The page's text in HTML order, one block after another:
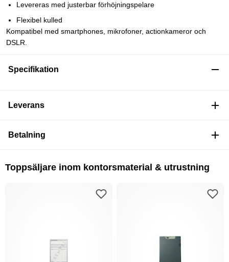
Levereras med justerbar förhöjningspelare
Flexibel kulled
Kompatibel med smartphones, mikrofoner, actionkameror och
DSLR.
Specifikation
Leverans
Betalning
Toppsäljare inom kontorsmaterial & utrustning